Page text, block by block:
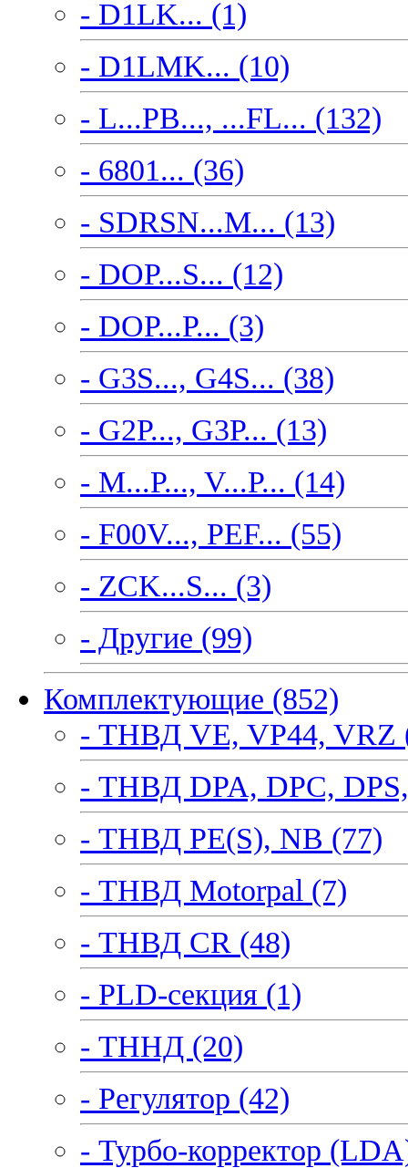
- D1LK... (1)
- D1LMK... (10)
- L...PB..., ...FL... (132)
- 6801... (36)
- SDRSN...M... (13)
- DOP...S... (12)
- DOP...P... (3)
- G3S..., G4S... (38)
- G2P..., G3P... (13)
- M...P..., V...P... (14)
- F00V..., PEF... (55)
- ZCK...S... (3)
- Другие (99)
Комплектующие (852)
- ТНВД VE, VP44, VRZ
- ТНВД DPA, DPC,
- ТНВД PE(S), NB (77)
- ТНВД Motorpal (7)
- ТНВД CR (48)
- PLD-секция (1)
- ТННД (20)
- Регулятор (42)
- Турбо-корректор